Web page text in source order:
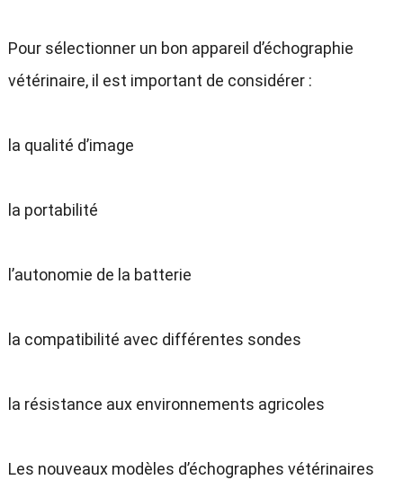
Pour sélectionner un bon appareil d’échographie
vétérinaire, il est important de considérer :
la qualité d’image
la portabilité
l’autonomie de la batterie
la compatibilité avec différentes sondes
la résistance aux environnements agricoles
Les nouveaux modèles d’échographes vétérinaires